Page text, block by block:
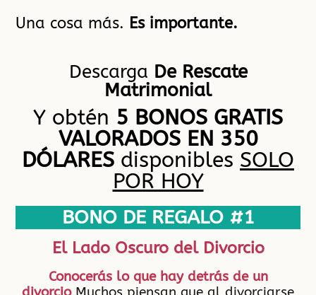
Una cosa más. Es importante.
Descarga De Rescate
Matrimonial
Y obtén 5 BONOS GRATIS
VALORADOS EN 350
DÓLARES disponibles SOLO
POR HOY
BONO DE REGALO #1
El Lado Oscuro del Divorcio
Conocerás lo que hay detrás de un